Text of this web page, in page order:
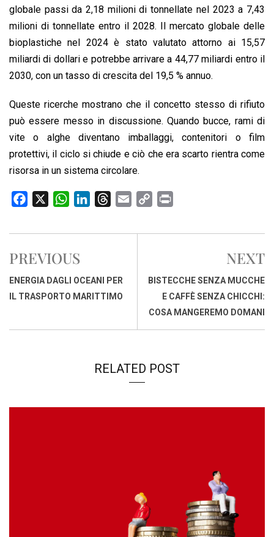
globale passi da 2,18 milioni di tonnellate nel 2023 a 7,43
milioni di tonnellate entro il 2028. Il mercato globale delle
bioplastiche nel 2024 è stato valutato attorno ai 15,57
miliardi di dollari e potrebbe arrivare a 44,77 miliardi entro il
2030, con un tasso di crescita del 19,5 % annuo.
Queste ricerche mostrano che il concetto stesso di rifiuto
può essere messo in discussione. Quando bucce, rami di
vite o alghe diventano imballaggi, contenitori o film
protettivi, il ciclo si chiude e ciò che era scarto rientra come
risorsa in un sistema circolare.
c
b
o
o
W
a
s
A
p
n
d
I
r
d
s
a
p
i
k
i
PREVIOUS
ENERGIA DAGLI OCEANI PER
IL TRASPORTO MARITTIMO
NEXT
BISTECCHE SENZA MUCCHE
E CAFFÈ SENZA CHICCHI:
COSA MANGEREMO DOMANI
RELATED POST